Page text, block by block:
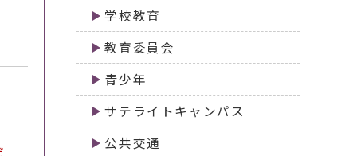
学校教育
教育委員会
青少年
サテライトキャンパス
公共交通